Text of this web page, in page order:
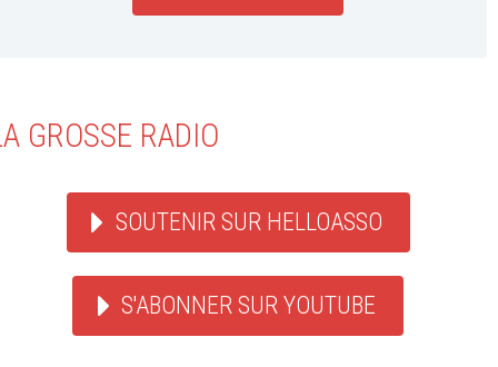
GROSSE RADIO
SOUTENIR SUR HELLOASSO
S'ABONNER SUR YOUTUBE